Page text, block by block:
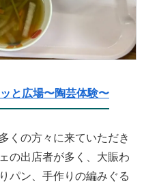
と広場〜陶芸体験〜
くの方々に来ていただき
の出店者が多く、大賑わ
パン、手作りの編みぐる